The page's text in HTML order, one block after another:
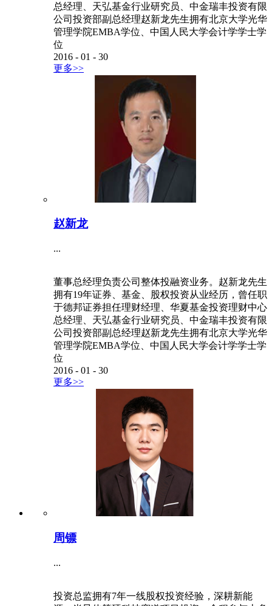
总经理、天弘基金行业研究员、中金瑞丰投资有限
公司投资部副总经理赵新龙先生拥有北京大学光华
管理学院EMBA学位、中国人民大学会计学学士学
位
2016 - 01 - 30
更多>>
赵新龙
...
董事总经理负责公司整体投融资业务。赵新龙先生
拥有19年证券、基金、股权投资从业经历，曾任职
于德邦证券担任理财经理、华夏基金投资理财中心
总经理、天弘基金行业研究员、中金瑞丰投资有限
公司投资部副总经理赵新龙先生拥有北京大学光华
管理学院EMBA学位、中国人民大学会计学学士学
位
2016 - 01 - 30
更多>>
周镖
...
投资总监拥有7年一线股权投资经验，深耕新能